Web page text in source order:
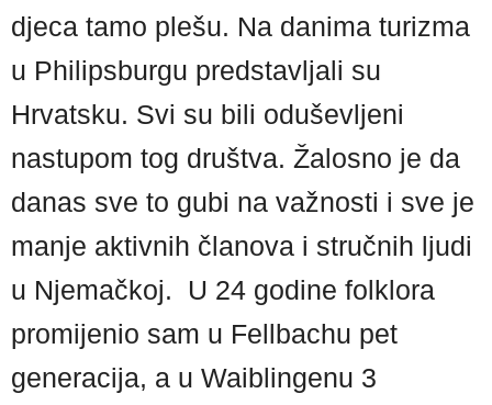
djeca tamo plešu. Na danima turizma
u Philipsburgu predstavljali su
Hrvatsku. Svi su bili oduševljeni
nastupom tog društva. Žalosno je da
danas sve to gubi na važnosti i sve je
manje aktivnih članova i stručnih ljudi
u Njemačkoj. U 24 godine folklora
promijenio sam u Fellbachu pet
generacija, a u Waiblingenu 3